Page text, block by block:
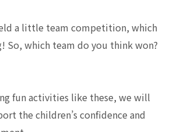
a little team competition, which
So, which team do you think won?
fun activities like these, we will
the children’s confidence and